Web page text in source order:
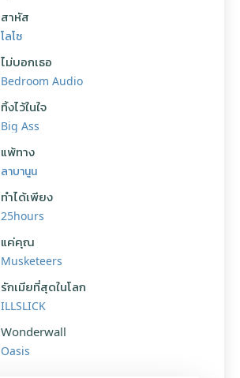
สาหัส
โลโซ
ไม่บอกเธอ
Bedroom Audio
ทิ้งไว้ในใจ
Big Ass
แพ้ทาง
ลาบานูน
ทำได้เพียง
25hours
แค่คุณ
Musketeers
รักเมียที่สุดในโลก
ILLSLICK
Wonderwall
Oasis